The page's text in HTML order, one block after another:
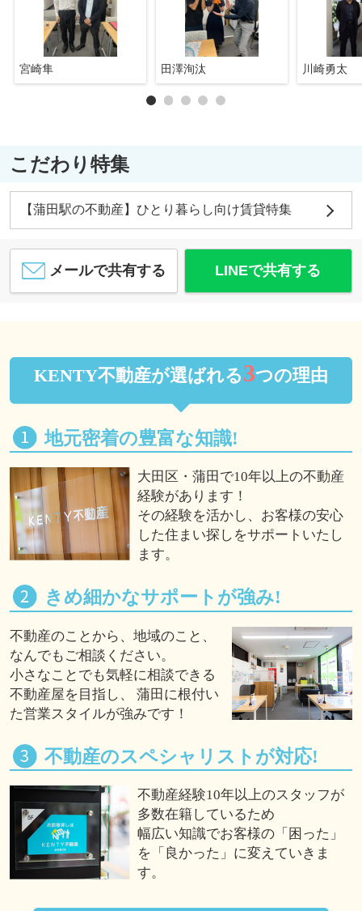
宮崎隼 田澤洵汰 川崎勇太
こだわり特集
【蒲田駅の不動産】ひとり暮らし向け賃貸特集
メールで共有する LINEで共有する
KENTY不動産が選ばれる3つの理由
地元密着の豊富な知識!
大田区・蒲田で10年以上の不動産
経験があります！
その経験を活かし、お客様の安心
した住まい探しをサポートいたし
ます。
きめ細かなサポートが強み!
不動産のことから、地域のこと、
なんでもご相談ください。
小さなことでも気軽に相談できる
不動産屋を目指し、 蒲田に根付い
た営業スタイルが強みです！
不動産のスペシャリストが対応!
不動産経験10年以上のスタッフが
多数在籍しているため
幅広い知識でお客様の「困った」
を「良かった」に変えていきま
す。